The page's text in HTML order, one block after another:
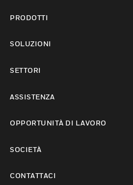
PRODOTTI
SOLUZIONI
SETTORI
ASSISTENZA
OPPORTUNITÀ DI LAVORO
SOCIETÀ
CONTATTACI